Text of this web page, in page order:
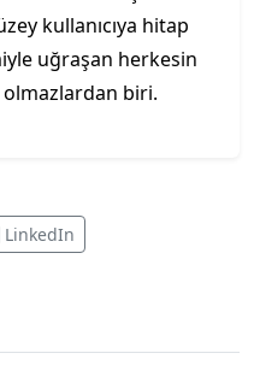
kullanıcıya hitap
uğraşan herkesin
olmazlardan biri.
LinkedIn